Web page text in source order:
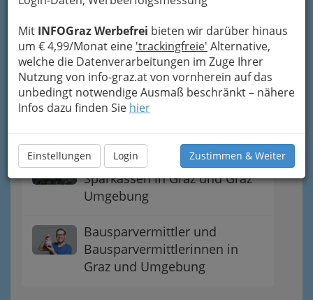
Mit INFOGraz Werbefrei bieten wir darüber hinaus
um € 4,99/Monat eine 'trackingfreie' Alternative,
welche die Datenverarbeitungen im Zuge Ihrer
Nutzung von info-graz.at von vornherein auf das
unbedingt notwendige Ausmaß beschränkt – nähere
Infos dazu finden Sie hier
Einstellungen Login Zustimmen & Weiter
Adressen von
Immobilienbüros / Makler
bzw. Maklerin
Immobilienverwaltungen in
Banken, Kreditinstitute,
Sparkassen in Graz und Graz
Umgebung
Bausparvermittler und
Bausparvermittlerinnen in
Graz und Umgebung